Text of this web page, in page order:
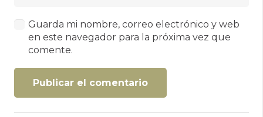
Guarda mi nombre, correo electrónico y web
en este navegador para la próxima vez que
comente.
Publicar el comentario